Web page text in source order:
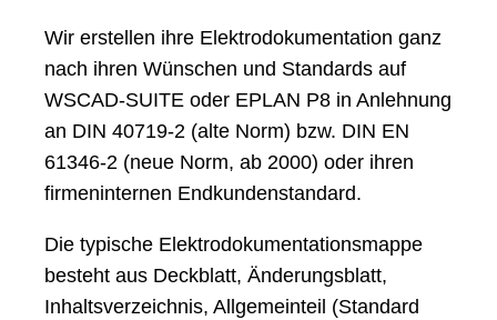
Wir erstellen ihre Elektrodokumentation ganz
nach ihren Wünschen und Standards auf
WSCAD-SUITE oder EPLAN P8 in Anlehnung
an DIN 40719-2 (alte Norm) bzw. DIN EN
61346-2 (neue Norm, ab 2000) oder ihren
firmeninternen Endkundenstandard.
Die typische Elektrodokumentationsmappe
besteht aus Deckblatt, Änderungsblatt,
Inhaltsverzeichnis, Allgemeinteil (Standard